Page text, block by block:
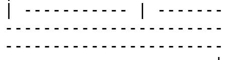
| ----------- |